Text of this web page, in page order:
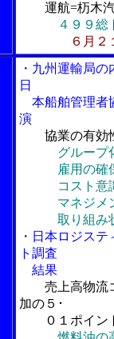
運航=杤木
４９９総
６月２
・九州運輸局
日
本船舶管理者
演
協業の有効
グループ
雇用の確保･
コスト意識
マネジメン
取り組み状
・日本ロジス
ト調査
結果
売上高物流
加の５･
０１ポイン